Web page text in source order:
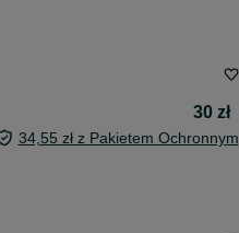
30 zł
34,55 zł z Pakietem Ochronnym